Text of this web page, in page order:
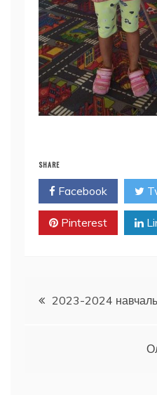
SHARE
Facebook
Pinterest
Навігація
2023-2024